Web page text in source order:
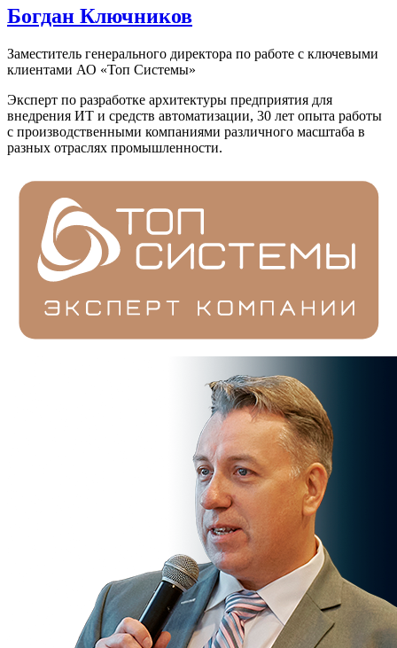
Богдан Ключников
Заместитель генерального директора по работе с ключевыми
клиентами АО «Топ Системы»
Эксперт по разработке архитектуры предприятия для
внедрения ИТ и средств автоматизации, 30 лет опыта работы
с производственными компаниями различного масштаба в
разных отраслях промышленности.